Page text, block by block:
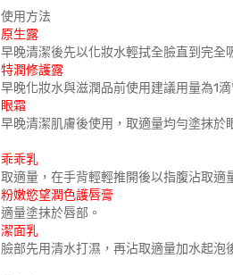
使用方法
原生露
早晚清潔後先以化妝水輕拭全臉直到完全
特潤修護露
早晚化妝水與滋潤品前使用建議用量為1
眼霜
早晚清潔肌膚後使用，取適量均勻塗抹於
乖乖乳
取適量，在手背輕輕推開後以指腹沾取適
粉嫩慾望潤色護唇膏
適量塗抹於唇部。
潔面乳
臉部先用清水打濕，再沾取適量加水起泡